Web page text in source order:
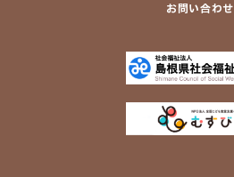
お問い合わせ